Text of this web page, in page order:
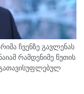
ჩვენზე გავლენას
რამდენიმე წუთის
გათავისუფლებულ
წევრები და
არ...